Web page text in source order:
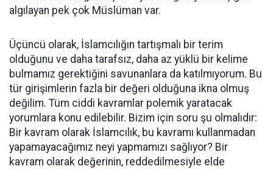
algılayan pek çok Müslüman var.
Üçüncü olarak, İslamcılığın tartışmalı bir terim
olduğunu ve daha tarafsız, daha az yüklü bir kelime
bulmamız gerektiğini savunanlara da katılmıyorum. Bu
tür girişimlerin fazla bir değeri olduğuna ikna olmuş
değilim. Tüm ciddi kavramlar polemik yaratacak
yorumlara konu edilebilir. Bizim için soru şu olmalıdır:
Bir kavram olarak İslamcılık, bu kavramı kullanmadan
yapamayacağımız neyi yapmamızı sağlıyor? Bir
kavram olarak değerinin, reddedilmesiyle elde